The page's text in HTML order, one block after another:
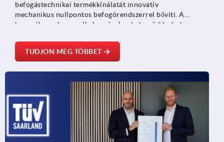
befogástechnikai termékkínálatát innovatív
mechanikus nullpontos befogórendszerrel bővíti. A
hangsúly azokra az alkalmazásokra helyeződik ahol a
gazdaságos megoldások kulcsfontosságúak – mind az
egyedi alkatrészgyártásban, mind az automatizált
TUDJON MEG TÖBBET